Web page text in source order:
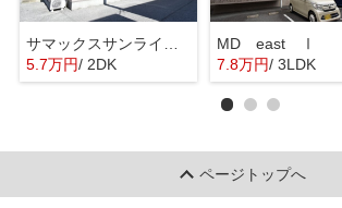
5.7万円/ 2DK
MD east Ⅰ
7.8万円/ 3LDK
ページトップへ